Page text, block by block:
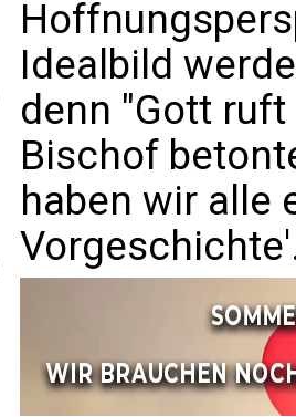
Idealbild
denn "Gott
Bischof
haben wir alle